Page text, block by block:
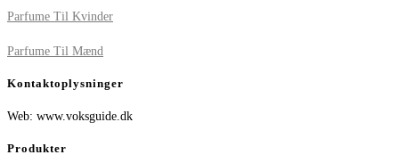
Parfume Til Kvinder
Parfume Til Mænd
Kontaktoplysninger
Web: www.voksguide.dk
Produkter